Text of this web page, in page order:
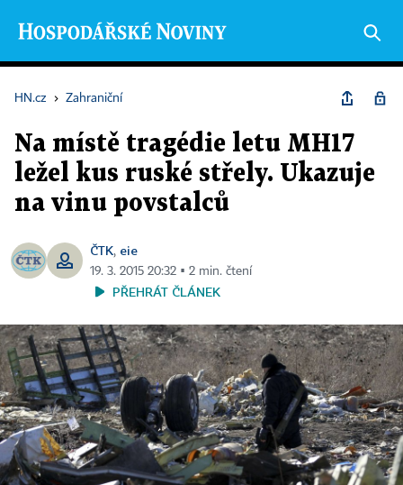
HN.cz › Zahraniční
Na místě tragédie letu MH17
ležel kus ruské střely. Ukazuje
na vinu povstalců
ČTK, eie
19. 3. 2015 20:32 ▪ 2 min. čtení
PŘEHRÁT ČLÁNEK